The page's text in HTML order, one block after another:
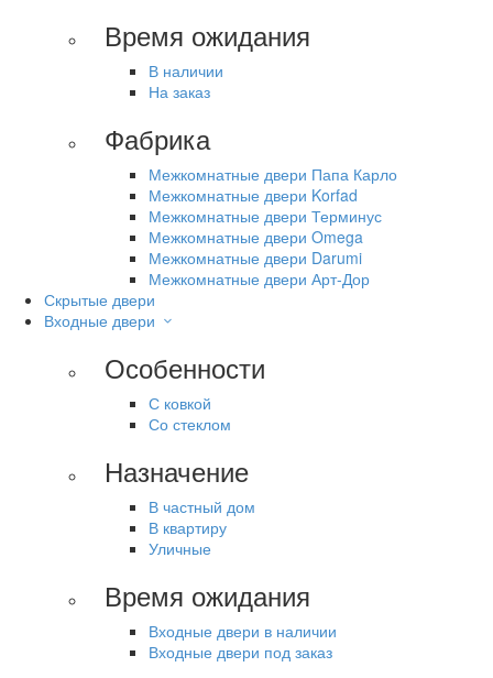
Время ожидания
В наличии
На заказ
Фабрика
Межкомнатные двери Папа Карло
Межкомнатные двери Korfad
Межкомнатные двери Терминус
Межкомнатные двери Omega
Межкомнатные двери Darumi
Межкомнатные двери Арт-Дор
Скрытые двери
Входные двери
Особенности
С ковкой
Со стеклом
Назначение
В частный дом
В квартиру
Уличные
Время ожидания
Входные двери в наличии
Входные двери под заказ